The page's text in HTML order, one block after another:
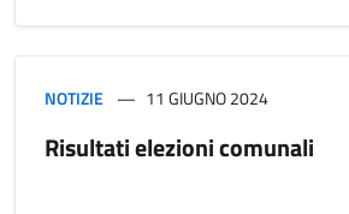
NOTIZIE 11 GIUGNO 2024
Risultati elezioni comunali